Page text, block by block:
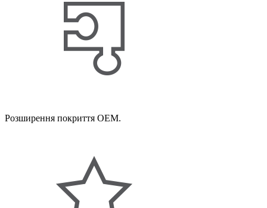
Розширення покриття OEM.